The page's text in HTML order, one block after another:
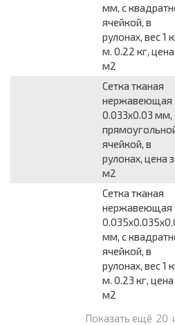
мм, c
ячейкой, в
рулонах, вес 1
м. 0.22 кг, цена
м2
Сетка тканая
нержавеющая
0.033x0.03 мм,
ячейкой, в
рулонах, цена
м2
Сетка тканая
нержавеющая
мм, c
ячейкой, в
рулонах, вес 1
м. 0.23 кг, цена
м2
Показать ещё 20